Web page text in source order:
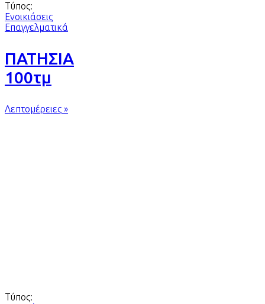
Τύπος:
Ενοικιάσεις
Επαγγελματικά
ΠΑΤΗΣΙΑ
100τμ
Λεπτομέρειες »
Τύπος: